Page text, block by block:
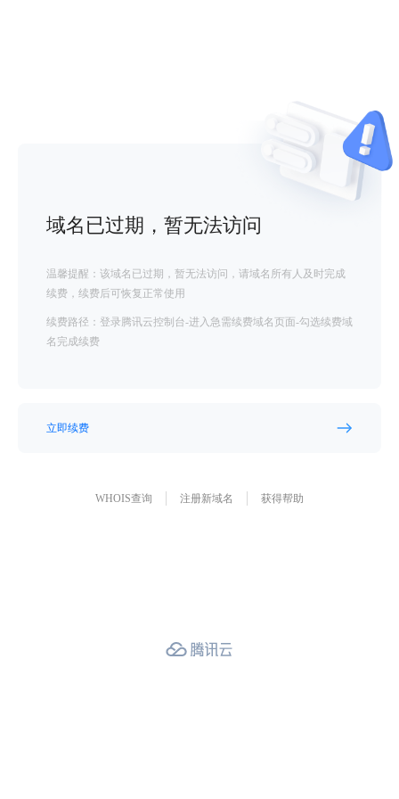
域名已过期，暂无法访问
温馨提醒：该域名已过期，暂无法访问，请域名所有人及时完成
续费，续费后可恢复正常使用
续费路径：登录腾讯云控制台-进入急需续费域名页面-勾选续费域
名完成续费
立即续费
WHOIS查询 注册新域名 获得帮助